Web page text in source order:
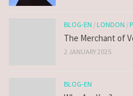
BLOG-EN /LONDON /
The Merchant of
2 JANUARY 2025
BLOG-EN